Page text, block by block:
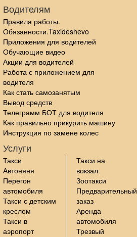
Водителям
Правила работы.
Обязанности.Taxideshevo
Приложения для водителей
Обучающие видео
Акции для водителей
Работа с приложением для
водителя
Как стать самозанятым
Вывод средств
Телеграмм БОТ для водителя
Как правильно прикурить машину
Инструкция по замене колес
Услуги
Такси
Автоняня
Перегон
автомобиля
Такси с детским
креслом
Такси в
аэропорт
Такси на
вокзал
Зоотакси
Предварительный
заказ
Аренда
автомобиля
Трезвый